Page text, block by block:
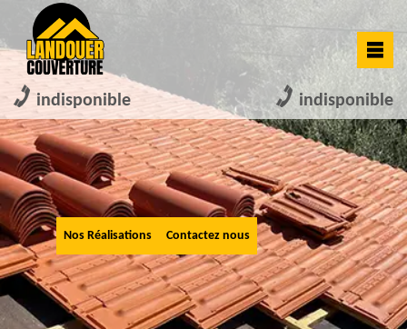
indisponible indisponible
Nos Réalisations Contactez nous